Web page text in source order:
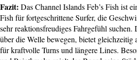
Fazit: Das Channel Islands Feb’s Fish ist
Fish für fortgeschrittene Surfer, die
sehr reaktionsfreudiges Fahrgefühl
über die Welle bewegen, bietet gleichzeitig
für kraftvolle Turns und längere Lines.